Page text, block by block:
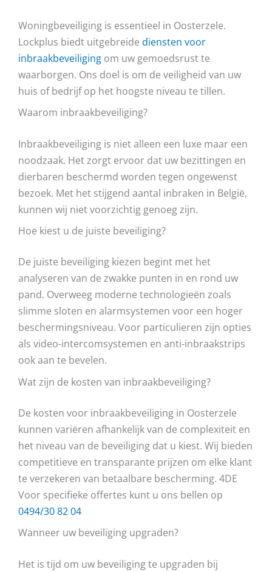
Woningbeveiliging is essentieel in Oosterzele.
Lockplus biedt uitgebreide diensten voor
inbraakbeveiliging om uw gemoedsrust te
waarborgen. Ons doel is om de veiligheid van uw
huis of bedrijf op het hoogste niveau te tillen.
Waarom inbraakbeveiliging?
Inbraakbeveiliging is niet alleen een luxe maar een
noodzaak. Het zorgt ervoor dat uw bezittingen en
dierbaren beschermd worden tegen ongewenst
bezoek. Met het stijgend aantal inbraken in België,
kunnen wij niet voorzichtig genoeg zijn.
Hoe kiest u de juiste beveiliging?
De juiste beveiliging kiezen begint met het
analyseren van de zwakke punten in en rond uw
pand. Overweeg moderne technologieën zoals
slimme sloten en alarmsystemen voor een hoger
beschermingsniveau. Voor particulieren zijn opties
als video-intercomsystemen en anti-inbraakstrips
ook aan te bevelen.
Wat zijn de kosten van inbraakbeveiliging?
De kosten voor inbraakbeveiliging in Oosterzele
kunnen variëren afhankelijk van de complexiteit en
het niveau van de beveiliging dat u kiest. Wij bieden
competitieve en transparante prijzen om elke klant
te verzekeren van betaalbare bescherming. 4DE
Voor specifieke offertes kunt u ons bellen op
0494/30 82 04
Wanneer uw beveiliging upgraden?
Het is tijd om uw beveiliging te upgraden bij